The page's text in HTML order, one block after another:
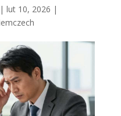
lut 10, 2026 |